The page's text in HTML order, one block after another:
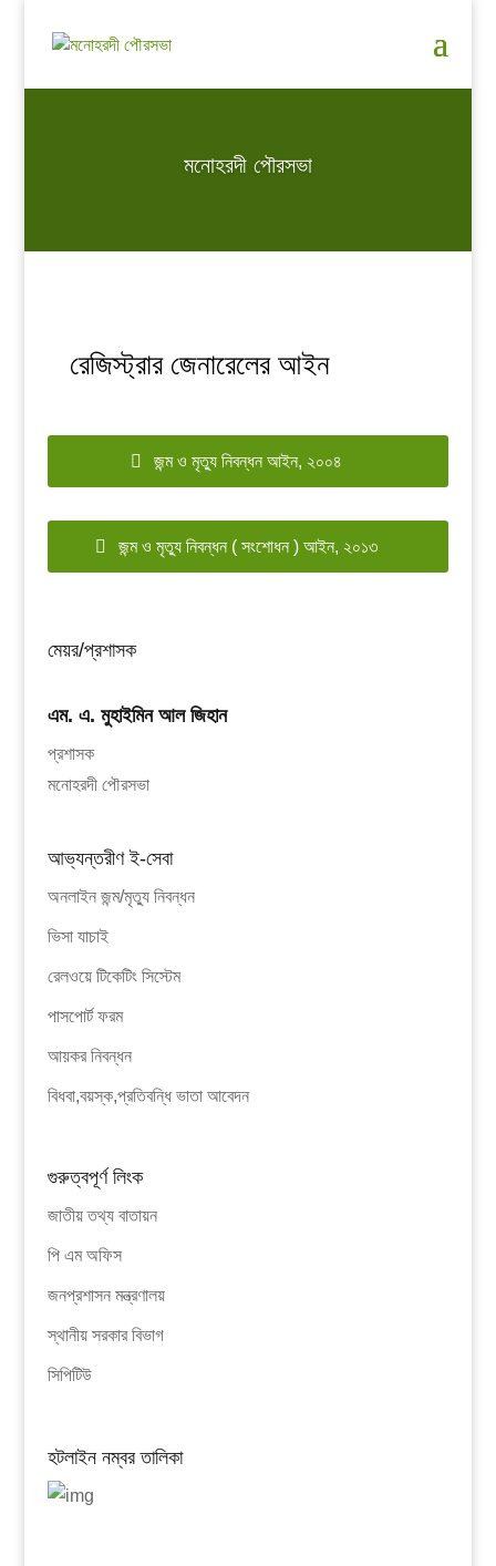
মনোহরদী পৌরসভা
রেজিস্ট্রার জেনারেলের আইন
জন্ম ও মৃত্যু নিবন্ধন আইন, ২০০৪
জন্ম ও মৃত্যু নিবন্ধন ( সংশোধন ) আইন, ২০১৩
মেয়র/প্রশাসক
এম. এ. মুহাইমিন আল জিহান
প্রশাসক
মনোহরদী পৌরসভা
আভ্যন্তরীণ ই-সেবা
অনলাইন জন্ম/মৃত্যু নিবন্ধন
ভিসা যাচাই
রেলওয়ে টিকেটিং সিস্টেম
পাসপোর্ট ফরম
আয়কর নিবন্ধন
বিধবা,বয়স্ক,প্রতিবন্ধি ভাতা আবেদন
গুরুত্বপূর্ণ লিংক
জাতীয় তথ্য বাতায়ন
পি এম অফিস
জনপ্রশাসন মন্ত্রণালয়
স্থানীয় সরকার বিভাগ
সিপিটিউ
হটলাইন নম্বর তালিকা